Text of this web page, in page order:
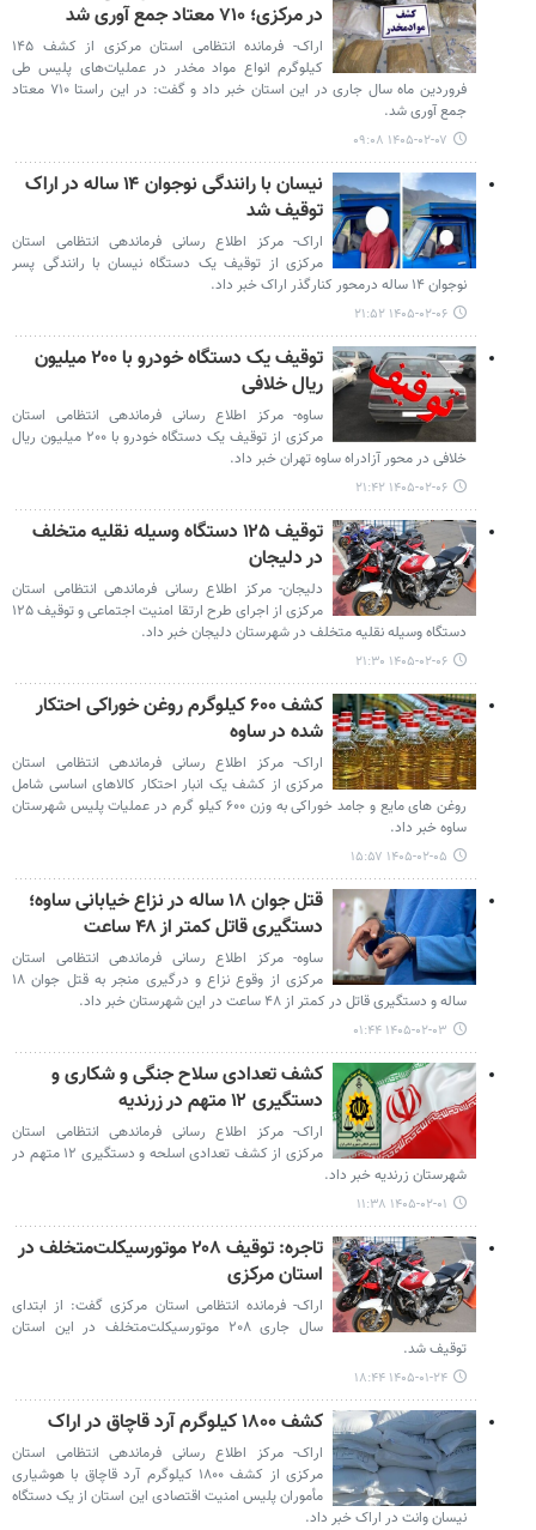
در مرکزی؛ ۷۱۰ معتاد جمع آوری شد
اراک- فرمانده انتظامی استان مرکزی از کشف ۱۴۵
کیلوگرم انواع مواد مخدر در عملیات‌های پلیس طی
فروردین ماه سال جاری در این استان خبر داد و گفت: در این راستا ۷۱۰ معتاد
جمع آوری شد.
۱۴۰۵-۰۲-۰۷ ۰۹:۰۸
نیسان با رانندگی نوجوان ۱۴ ساله در اراک
توقیف شد
اراک- مرکز اطلاع رسانی فرماندهی انتظامی استان
مرکزی از توقیف یک دستگاه نیسان با رانندگی پسر
نوجوان ۱۴ ساله درمحور کنارگذر اراک خبر داد.
۱۴۰۵-۰۲-۰۶ ۲۱:۵۲
توقیف یک دستگاه خودرو با ۲۰۰ میلیون
ریال خلافی
ساوه- مرکز اطلاع رسانی فرماندهی انتظامی استان
مرکزی از توقیف یک دستگاه خودرو با ۲۰۰ میلیون ریال
خلافی در محور آزادراه ساوه تهران خبر داد.
۱۴۰۵-۰۲-۰۶ ۲۱:۴۲
توقیف ۱۲۵ دستگاه وسیله نقلیه متخلف
در دلیجان
دلیجان- مرکز اطلاع رسانی فرماندهی انتظامی استان
مرکزی از اجرای طرح ارتقا امنیت اجتماعی و توقیف ۱۲۵
دستگاه وسیله نقلیه متخلف در شهرستان دلیجان خبر داد.
۱۴۰۵-۰۲-۰۶ ۲۱:۳۰
کشف ۶۰۰ کیلوگرم روغن خوراکی احتکار
شده در ساوه
اراک- مرکز اطلاع رسانی فرماندهی انتظامی استان
مرکزی از کشف یک انبار احتکار کالاهای اساسی شامل
روغن های مایع و جامد خوراکی به وزن ۶۰۰ کیلو گرم در عملیات پلیس شهرستان
ساوه خبر داد.
۱۴۰۵-۰۲-۰۵ ۱۵:۵۷
قتل جوان ۱۸ ساله در نزاع خیابانی ساوه؛
دستگیری‌ قاتل کمتر از ۴۸ ساعت
ساوه- مرکز اطلاع رسانی فرماندهی انتظامی استان
مرکزی از وقوع نزاع و درگیری منجر به قتل جوان ۱۸
ساله و دستگیری قاتل در کمتر از ۴۸ ساعت در این شهرستان خبر داد.
۱۴۰۵-۰۲-۰۳ ۰۱:۴۴
کشف تعدادی سلاح جنگی و شکاری و
دستگیری ۱۲ متهم در زرندیه
اراک- مرکز اطلاع رسانی فرماندهی انتظامی استان
مرکزی از کشف تعدادی اسلحه و دستگیری ۱۲ متهم در
شهرستان زرندیه خبر داد.
۱۴۰۵-۰۲-۰۱ ۱۱:۳۸
تاجره: توقیف ۲۰۸ موتورسیکلت‌متخلف در
استان مرکزی
اراک- فرمانده انتظامی استان مرکزی گفت: از ابتدای
سال جاری ۲۰۸ موتورسیکلت‌متخلف در این استان
توقیف شد.
۱۴۰۵-۰۱-۲۴ ۱۸:۴۴
کشف ۱۸۰۰ کیلوگرم آرد قاچاق در اراک
اراک- مرکز اطلاع رسانی فرماندهی انتظامی استان
مرکزی از کشف ۱۸۰۰ کیلوگرم آرد قاچاق با هوشیاری
مأموران پلیس امنیت اقتصادی این استان از یک دستگاه
نیسان وانت در اراک خبر داد.